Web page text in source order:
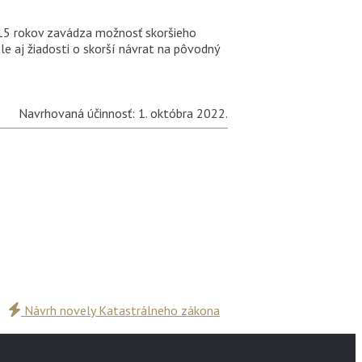
rokov zavádza možnosť skoršieho
aj žiadosti o skorší návrat na pôvodný
Navrhovaná účinnosť: 1. októbra 2022.
Návrh novely Katastrálneho zákona